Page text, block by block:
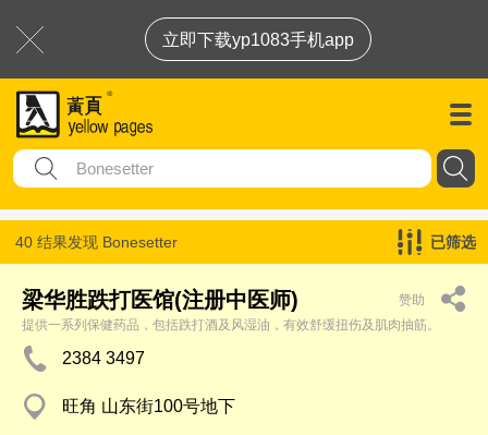
立即下载yp1083手机app
40 结果发现 Bonesetter 已筛选
梁华胜跌打医馆(注册中医师)
赞助
提供一系列保健药品，包括跌打酒及风湿油，有效舒缓扭伤及肌肉抽筋。
2384 3497
旺角 山东街100号地下